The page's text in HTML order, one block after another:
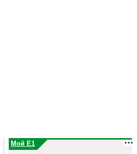
Мой E1